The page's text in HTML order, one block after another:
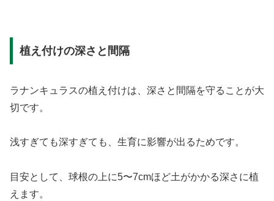
植え付けの深さと間隔
ラナンキュラスの植え付けは、深さと間隔を守ることが大
切です。
浅すぎても深すぎても、生育に影響が出るためです。
目安として、球根の上に5〜7cmほど土がかかる深さに植
えます。